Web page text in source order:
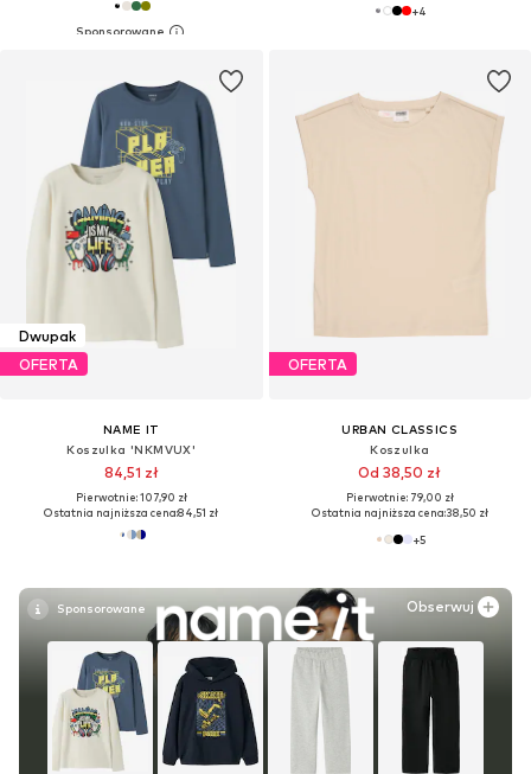
+4
Dwupak
OFERTA
NAME IT
Koszulka 'NKMVUX'
84,51 zł
Pierwotnie: 107,90 zł
Ostatnia najniższa cena:84,51 zł
Obserwuj
OFERTA
URBAN CLASSICS
Koszulka
Od 38,50 zł
Pierwotnie: 79,00 zł
Ostatnia najniższa cena:38,50 zł
+5